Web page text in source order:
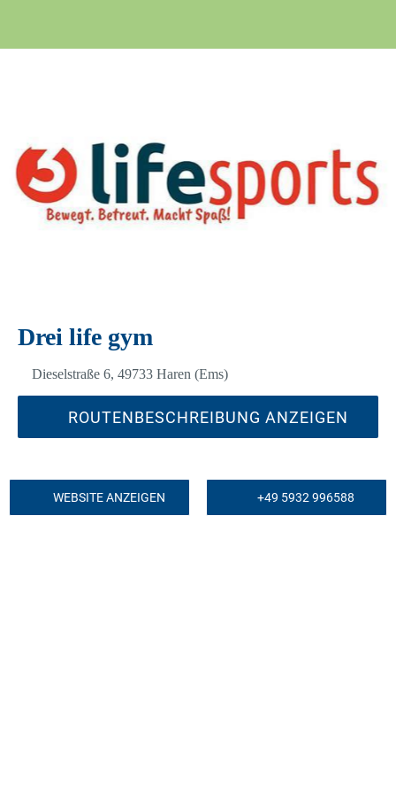
Drei life gym
Dieselstraße 6, 49733 Haren (Ems)
ROUTENBESCHREIBUNG ANZEIGEN
WEBSITE ANZEIGEN +49 5932 996588